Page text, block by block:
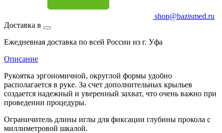
shop@bazismed.ru
Доставка в
Ежедневная доставка по всей России из г. Уфа
Описание
Рукоятка эргономичной, округлой формы удобно
располагается в руке. За счет дополнительных крыльев
создается надежный и уверенный захват, что очень важно при
проведении процедуры.
Ограничитель длины иглы для фиксации глубины прокола с
миллиметровой шкалой.